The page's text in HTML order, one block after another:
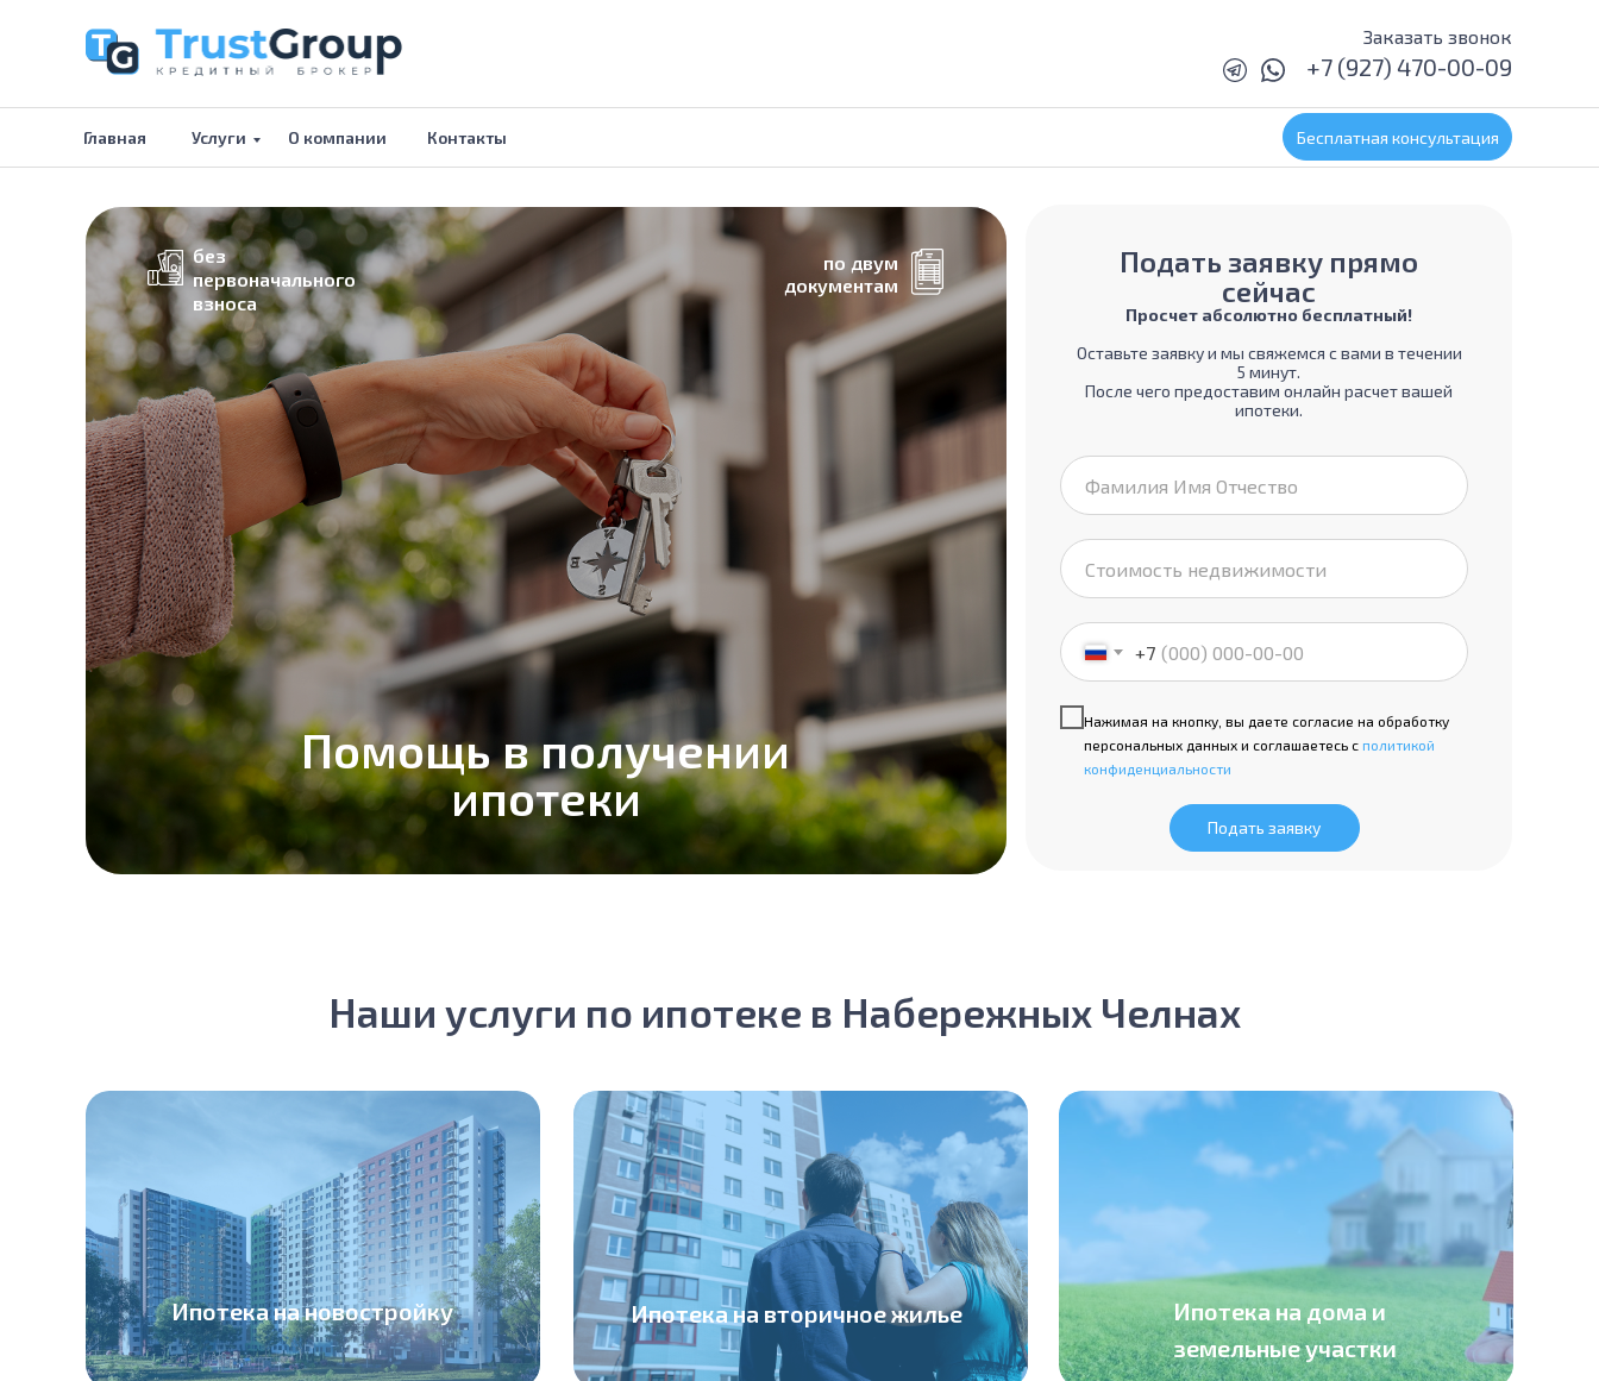
+7 (927) 470-00-09
Заказать звонок
Главная Услуги О компании Контакты Бесплатная консультация
Подать заявку прямо
сейчас
Просчет абсолютно бесплатный!
Оставьте заявку и мы свяжемся с вами в течении
5 минут.
После чего предоставим онлайн расчет вашей
ипотеки.
+7
Нажимая на кнопку, вы даете согласие на обработку
персональных данных и соглашаетесь с политикой
конфиденциальности
Подать заявку
без
первоначального
взноса
по двум
документам
Помощь в получении
ипотеки
Ипотека на новостройку Ипотека на вторичное жилье
Ипотека на дома и
земельные участки
Наши услуги по ипотеке в Набережных Челнах